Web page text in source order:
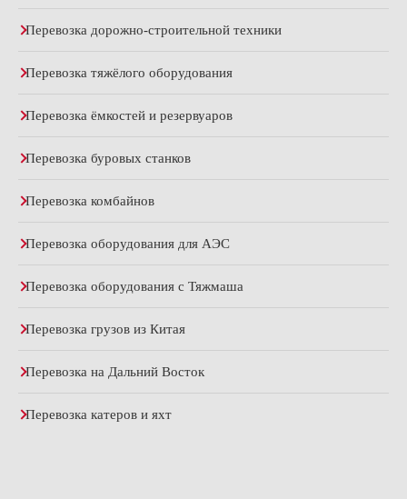
Перевозка дорожно-строительной техники
Перевозка тяжёлого оборудования
Перевозка ёмкостей и резервуаров
Перевозка буровых станков
Перевозка комбайнов
Перевозка оборудования для АЭС
Перевозка оборудования с Тяжмаша
Перевозка грузов из Китая
Перевозка на Дальний Восток
Перевозка катеров и яхт